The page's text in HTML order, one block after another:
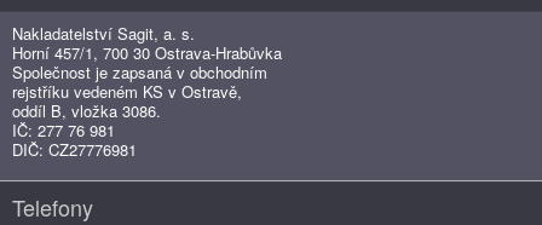
Nakladatelství Sagit, a. s.
Horní 457/1, 700 30 Ostrava-Hrabůvka
Společnost je zapsaná v obchodním
rejstříku vedeném KS v Ostravě,
oddíl B, vložka 3086.
IČ: 277 76 981
DIČ: CZ27776981
Telefony